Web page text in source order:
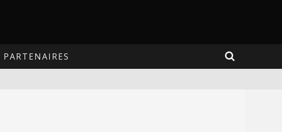
PARTENAIRES